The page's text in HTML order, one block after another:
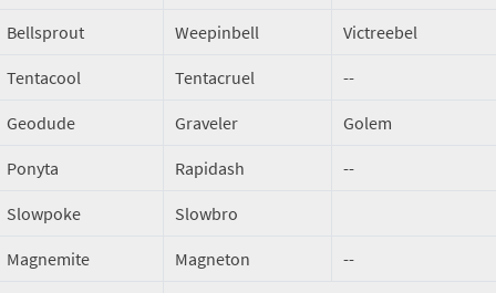
Bellsprout Weepinbell Victreebel
Tentacool Tentacruel --
Geodude Graveler Golem
Ponyta Rapidash --
Slowpoke Slowbro
Magnemite Magneton --